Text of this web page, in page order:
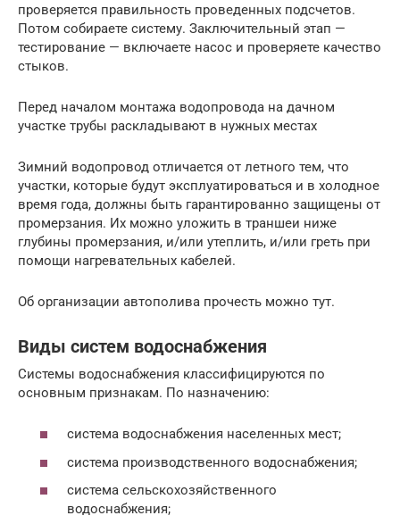
проверяется правильность проведенных подсчетов.
Потом собираете систему. Заключительный этап —
тестирование — включаете насос и проверяете качество
стыков.
Перед началом монтажа водопровода на дачном
участке трубы раскладывают в нужных местах
Зимний водопровод отличается от летного тем, что
участки, которые будут эксплуатироваться и в холодное
время года, должны быть гарантированно защищены от
промерзания. Их можно уложить в траншеи ниже
глубины промерзания, и/или утеплить, и/или греть при
помощи нагревательных кабелей.
Об организации автополива прочесть можно тут.
Виды систем водоснабжения
Системы водоснабжения классифицируются по
основным признакам. По назначению:
система водоснабжения населенных мест;
система производственного водоснабжения;
система сельскохозяйственного
водоснабжения;